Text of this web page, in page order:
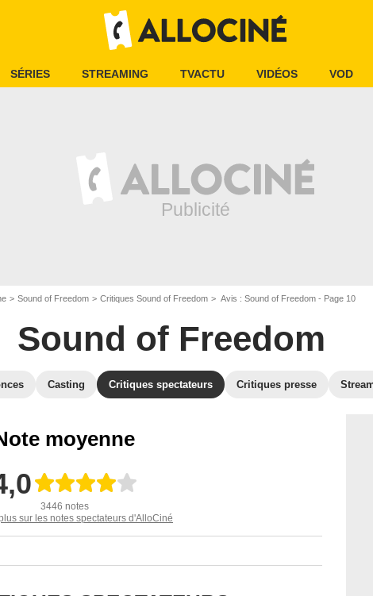
SÉRIES STREAMING TVACTU VIDÉOS VOD
Sound of Freedom Critiques Sound of Freedom Avis : Sound of Freedom - Page 10
Sound of Freedom
Casting Critiques spectateurs Critiques presse
moyenne
3446 notes
sur les notes spectateurs d'AlloCiné